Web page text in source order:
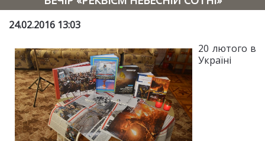
24.02.2016 13:03
20 лютого в
Україні